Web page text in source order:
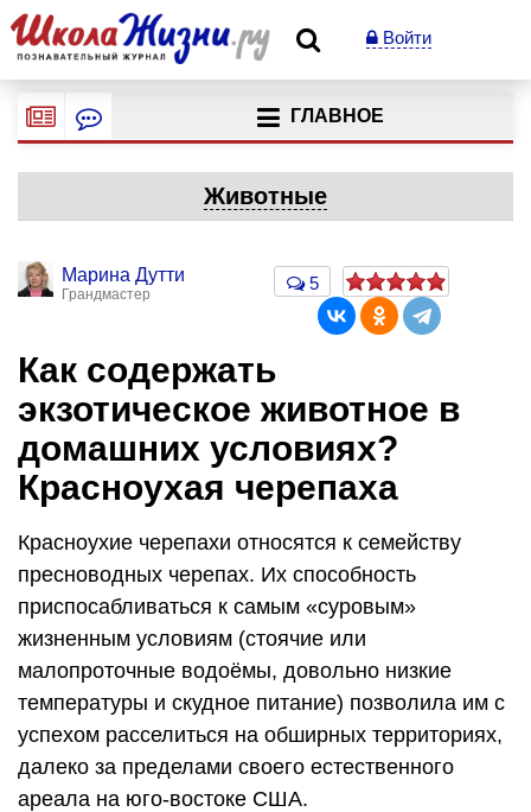
Войти
ГЛАВНОЕ
Животные
Марина Дутти
Грандмастер
5
Как содержать
экзотическое животное в
домашних условиях?
Красноухая черепаха
Красноухие черепахи относятся к семейству
пресноводных черепах. Их способность
приспосабливаться к самым «суровым»
жизненным условиям (стоячие или
малопроточные водоёмы, довольно низкие
температуры и скудное питание) позволила им с
успехом расселиться на обширных территориях,
далеко за пределами своего естественного
ареала на юго-востоке США.